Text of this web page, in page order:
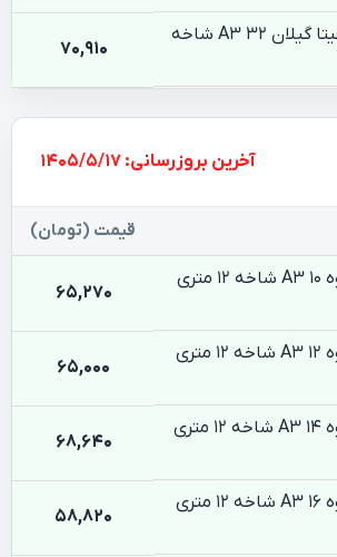
میلگرد آجدار آناهیتا گیلان 32 A3 شاخه
70,910
بروزرسانی: 1405/5/17
قیمت (تومان)
میلگرد آجدار ابرکوه 10 A3 شاخه 12 متری
65,270
میلگرد آجدار ابرکوه 12 A3 شاخه 12 متری
65,000
میلگرد آجدار ابرکوه 14 A3 شاخه 12 متری
68,640
میلگرد آجدار ابرکوه 16 A3 شاخه 12 متری
58,820